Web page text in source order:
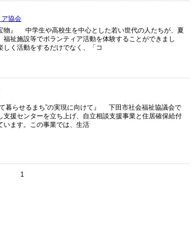
協会
物』 中学生や高校生を中心とした若い世代の人たちが、夏
福祉施設等でボランティア活動を体験することができまし
しく活動をするだけでなく、「コ
て暮らせるまち”の実現に向けて』 下田市社会福祉協議会で
支援センターを立ち上げ、自立相談支援事業と住居確保給付
います。この事業では、生活
1